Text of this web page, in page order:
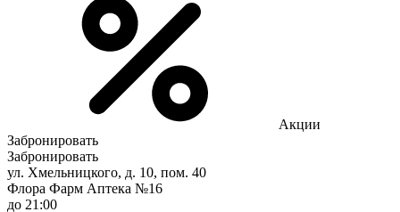
Акции
Забронировать
Забронировать
ул. Хмельницкого, д. 10, пом. 40
Флора Фарм Аптека №16
до 21:00